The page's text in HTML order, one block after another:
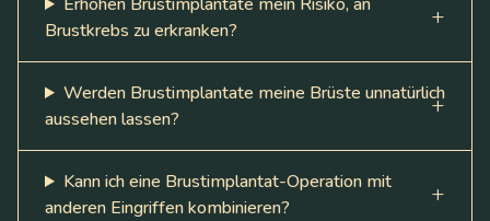
Brustkrebs zu erkranken?
Werden Brustimplantate meine Brüste unnatürlich
aussehen lassen?
Kann ich eine Brustimplantat-Operation mit
anderen Eingriffen kombinieren?